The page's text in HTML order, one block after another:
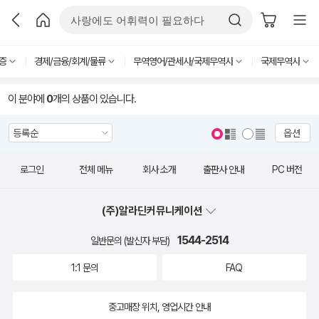
경제/금융/회계/물류 무역영어/관세사/국제무역사 국제무역사
이 분야에 0개의 상품이 있습니다.
옵션
로그인 전체 메뉴 회사 소개 출판사 안내 PC 버전
(주)알라딘커뮤니케이션
일반문의 (발신자 부담) 1544-2514
1:1 문의 FAQ
중고매장 위치, 영업시간 안내